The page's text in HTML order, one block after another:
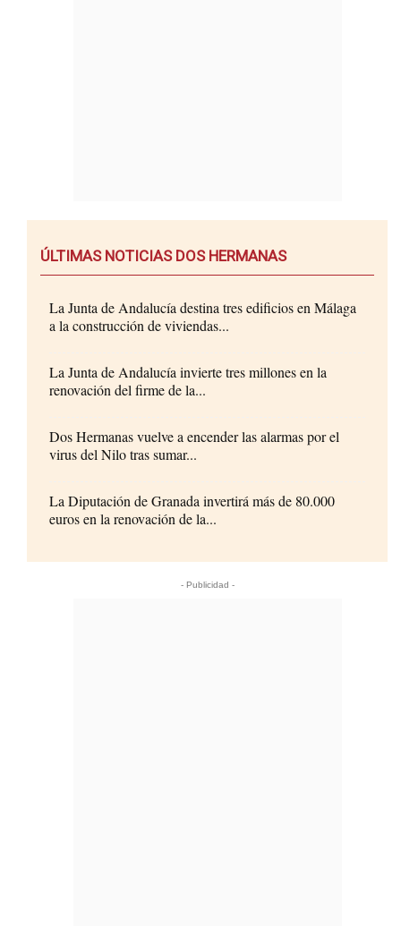
ÚLTIMAS NOTICIAS DOS HERMANAS
La Junta de Andalucía destina tres edificios en Málaga
a la construcción de viviendas...
La Junta de Andalucía invierte tres millones en la
renovación del firme de la...
Dos Hermanas vuelve a encender las alarmas por el
virus del Nilo tras sumar...
La Diputación de Granada invertirá más de 80.000
euros en la renovación de la...
- Publicidad -